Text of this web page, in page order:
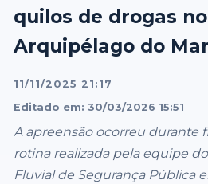
quilos de drogas no
Arquipélago do
11/11/2025 21:17
Editado em: 30/03/2026 15:51
A apreensão ocorreu durante
rotina realizada pela equipe
Fluvial de Segurança Pública